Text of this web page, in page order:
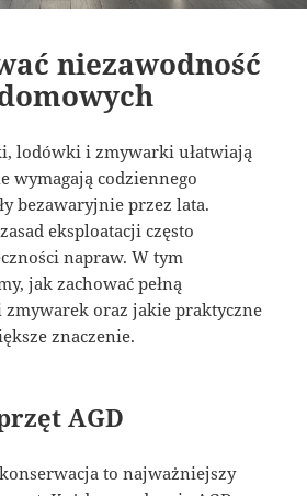
niezawodność
lodówki i zmywarki ułatwiają
wymagają codziennego
bezawaryjnie przez lata.
eksploatacji często
napraw. W tym
jak zachować pełną
zmywarek oraz jakie praktyczne
znaczenie.
AGD
to najważniejszy